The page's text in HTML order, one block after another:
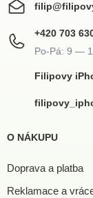
filip@
+420 703
Filipovy
O NÁKUPU
Doprava a platba
Reklamace a